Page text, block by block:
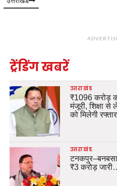
ट्रेंडिंग खबरें
उत्तराखंड
₹1096 करोड़
मंजूरी, शिक्षा
को मिलेगी
उत्तराखंड
टनकपुर–बनबसा
₹3 करोड़